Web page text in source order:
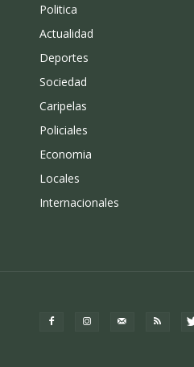
Politica
Actualidad
Deportes
Sociedad
Caripelas
Policiales
Economia
Locales
Internacionales